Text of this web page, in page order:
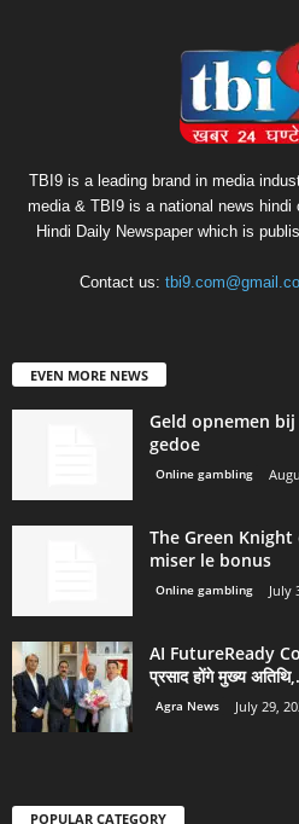
TBI9 is a leading brand in media
media & TBI9 is a national news
Hindi Daily Newspaper which is
Contact us:
EVEN MORE NEWS
Geld opnemen
gedoe
Online gambling
The Green
miser le bonus
Online gambling July
AI FutureReady
प्रसाद होंगे मुख्य
Agra News July 29,
POPULAR CATEGORY